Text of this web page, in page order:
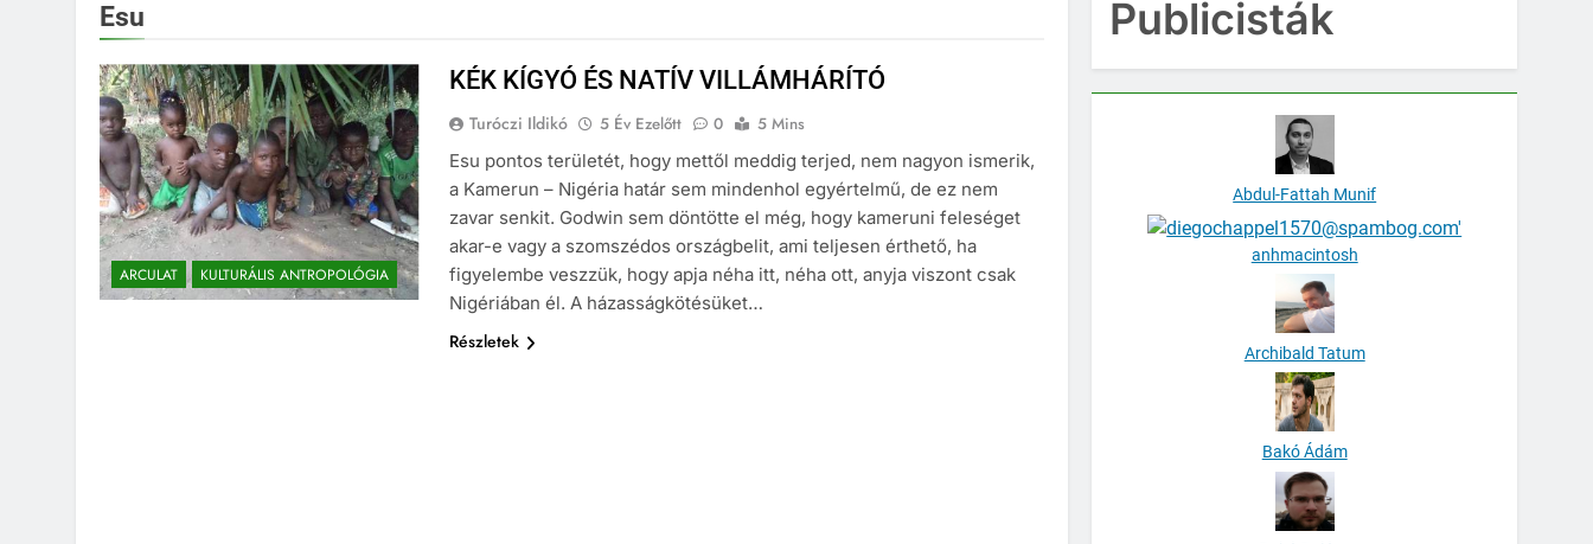
Esu
ARCULAT KULTURÁLIS ANTROPOLÓGIA
KÉK KÍGYÓ ÉS NATÍV VILLÁMHÁRÍTÓ
Turóczi Ildikó 5 Év Ezelőtt 0
5 Mins
Esu pontos területét, hogy mettől meddig terjed, nem nagyon ismerik,
a Kamerun – Nigéria határ sem mindenhol egyértelmű, de ez nem
zavar senkit. Godwin sem döntötte el még, hogy kameruni feleséget
akar-e vagy a szomszédos országbelit, ami teljesen érthető, ha
figyelembe veszzük, hogy apja néha itt, néha ott, anyja viszont csak
Nigériában él. A házasságkötésüket…
Részletek
Publicisták
Abdul-Fattah Munif
anhmacintosh
Archibald Tatum
Bakó Ádám